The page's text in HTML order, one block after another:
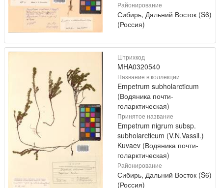
Районирование
Сибирь, Дальний Восток (S6)
(Россия)
Штрихкод
MHA0320540
Название в коллекции
Empetrum subholarcticum
(Водяника почти-
голарктическая)
Принятое название
Empetrum nigrum subsp.
subholarcticum (V.N.Vassil.)
Kuvaev (Водяника почти-
голарктическая)
Районирование
Сибирь, Дальний Восток (S6)
(Россия)